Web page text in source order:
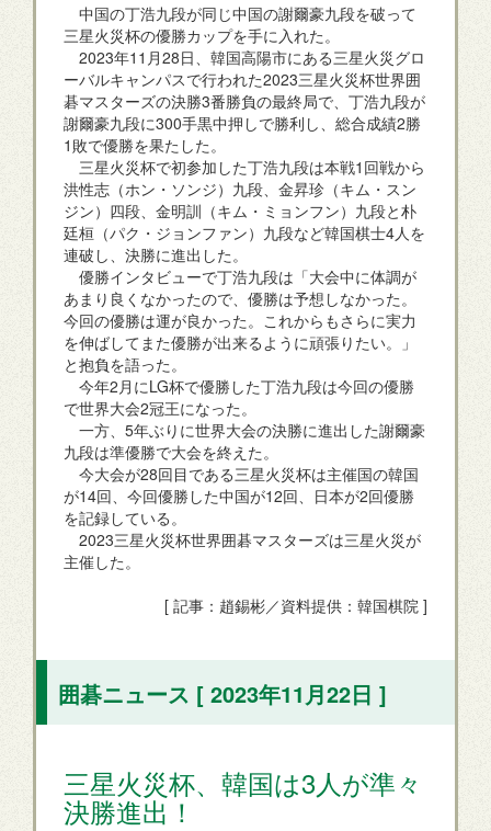
中国の丁浩九段が同じ中国の謝爾豪九段を破って
三星火災杯の優勝カップを手に入れた。
2023年11月28日、韓国高陽市にある三星火災グロ
ーバルキャンパスで行われた2023三星火災杯世界囲
碁マスターズの決勝3番勝負の最終局で、丁浩九段が
謝爾豪九段に300手黒中押しで勝利し、総合成績2勝
1敗で優勝を果たした。
三星火災杯で初参加した丁浩九段は本戦1回戦から
洪性志（ホン・ソンジ）九段、金昇珍（キム・スン
ジン）四段、金明訓（キム・ミョンフン）九段と朴
廷桓（パク・ジョンファン）九段など韓国棋士4人を
連破し、決勝に進出した。
優勝インタビューで丁浩九段は「大会中に体調が
あまり良くなかったので、優勝は予想しなかった。
今回の優勝は運が良かった。これからもさらに実力
を伸ばしてまた優勝が出来るように頑張りたい。」
と抱負を語った。
今年2月にLG杯で優勝した丁浩九段は今回の優勝
で世界大会2冠王になった。
一方、5年ぶりに世界大会の決勝に進出した謝爾豪
九段は準優勝で大会を終えた。
今大会が28回目である三星火災杯は主催国の韓国
が14回、今回優勝した中国が12回、日本が2回優勝
を記録している。
2023三星火災杯世界囲碁マスターズは三星火災が
主催した。
[ 記事：趙錫彬／資料提供：韓国棋院 ]
囲碁ニュース [ 2023年11月22日 ]
三星火災杯、韓国は3人が準々
決勝進出！